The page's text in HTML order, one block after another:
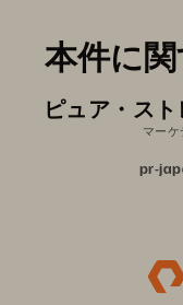
本件に
ピュア・ス
マー
pr-